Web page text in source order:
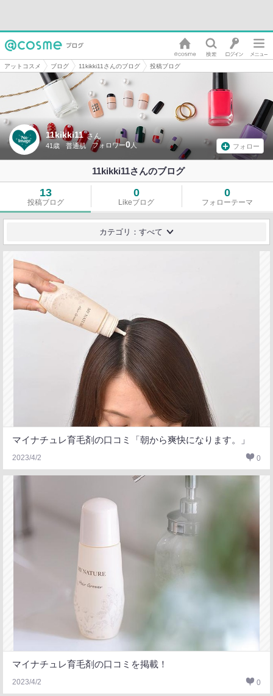
アットコスメ ブログ 11kikki11さんのブログ 投稿ブログ
11kikki11 さん
41歳 普通肌 0 フォロー
11kikki11さんのブログ
13
投稿ブログ
0
Likeブログ
0
フォローテーマ
カテゴリ：すべて
マイナチュレ育毛剤の口コミ「朝から爽快になります。」
2023/4/2 0
マイナチュレ育毛剤の口コミを掲載！
2023/4/2 0